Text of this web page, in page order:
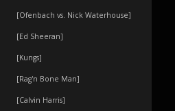
[Ofenbach vs. Nick Waterhouse]
[Ed Sheeran]
[Kungs]
[Rag'n Bone Man]
[Calvin Harris]